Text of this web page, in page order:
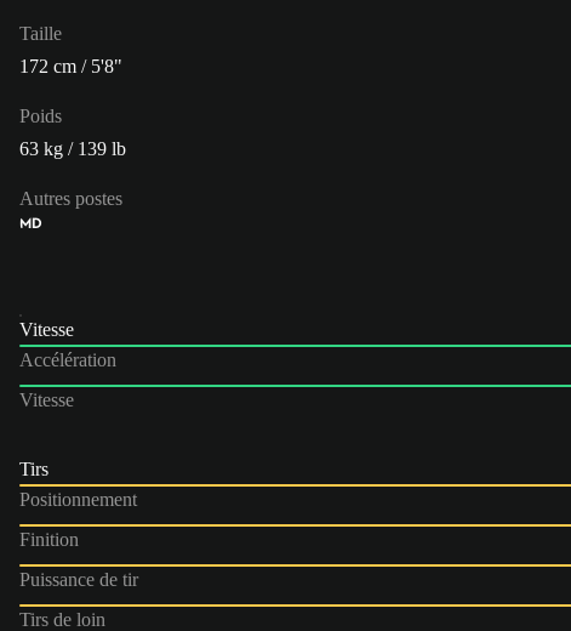
Taille
172 cm / 5'8"
Poids
63 kg / 139 lb
Autres postes
MD
Vitesse
Accélération
Vitesse
Tirs
Positionnement
Finition
Puissance de tir
Tirs de loin